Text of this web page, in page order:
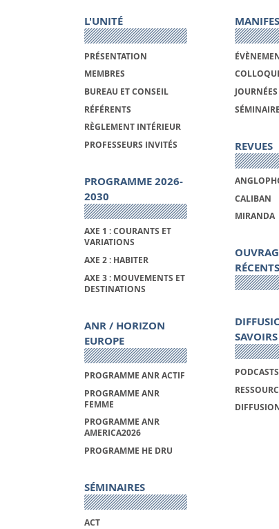
L'UNITÉ
PRÉSENTATION
MEMBRES
BUREAU ET CONSEIL
RÉFÉRENTS
RÈGLEMENT INTÉRIEUR
PROFESSEURS INVITÉS
PROGRAMME 2026-
2030
AXE 1 : COURANTS ET
VARIATIONS
AXE 2 : HABITER
AXE 3 : MOUVEMENTS ET
DESTINATIONS
ANR / HORIZON
EUROPE
PROGRAMME ANR ACTIF
PROGRAMME ANR
FEMME
PROGRAMME ANR
AMERICA2026
PROGRAMME HE DRU
SÉMINAIRES
ACT
REVUES
CALIBAN
MIRANDA
RÉCENTS
SAVOIRS
PODCASTS